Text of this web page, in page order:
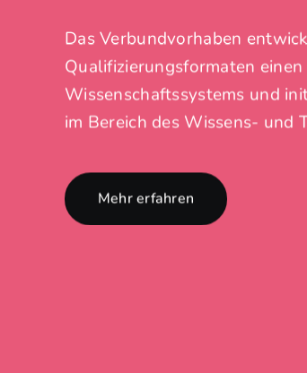
Das Verbundvorhaben
Qualifizierungsformaten
Wissenschaftssystems und
im Bereich des Wissens- und
Mehr erfahren